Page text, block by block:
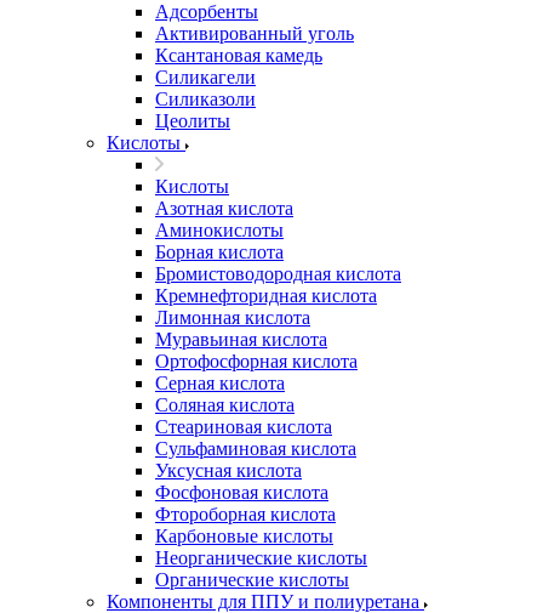
Адсорбенты
Активированный уголь
Ксантановая камедь
Силикагели
Силиказоли
Цеолиты
Кислоты
Кислоты
Азотная кислота
Аминокислоты
Борная кислота
Бромистоводородная кислота
Кремнефторидная кислота
Лимонная кислота
Муравьиная кислота
Ортофосфорная кислота
Серная кислота
Соляная кислота
Стеариновая кислота
Сульфаминовая кислота
Уксусная кислота
Фосфоновая кислота
Фтороборная кислота
Карбоновые кислоты
Неорганические кислоты
Органические кислоты
Компоненты для ППУ и полиуретана